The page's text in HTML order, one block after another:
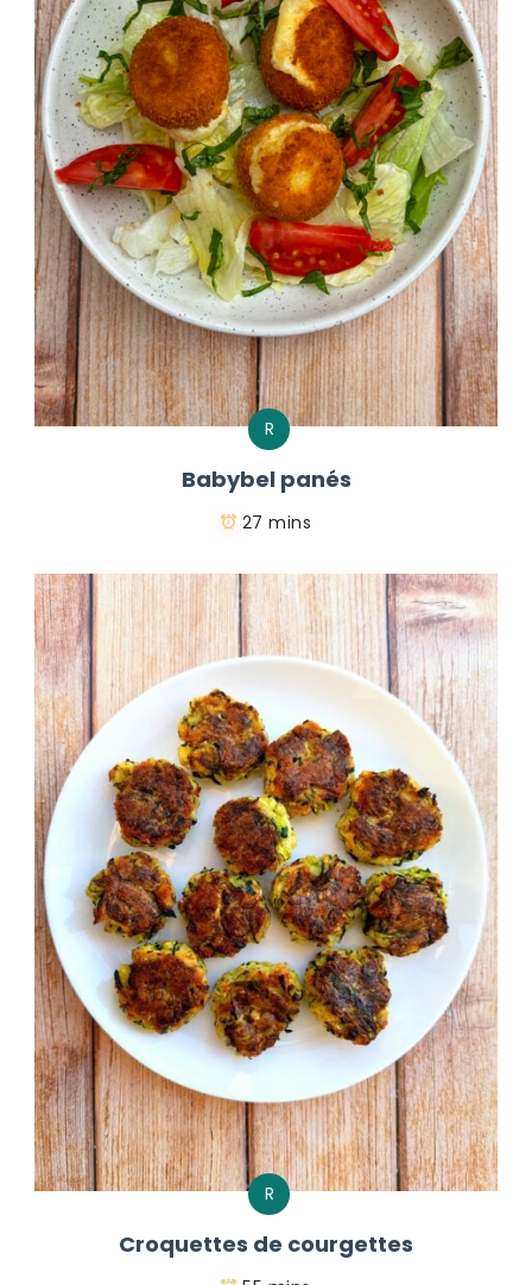
R
Babybel panés
27 mins
R
Croquettes de courgettes